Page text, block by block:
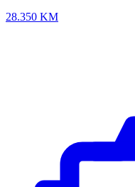
28.350 KM